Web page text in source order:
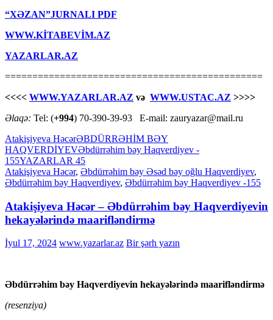
“XƏZAN”JURNALI PDF
WWW.KİTABEVİM.AZ
YAZARLAR.AZ
===============================================
<<<< WWW.YAZARLAR.AZ və WWW.USTAC.AZ >>>>
Əlaqə: Tel: (+994) 70-390-39-93 E-mail: zauryazar@mail.ru
Atakişiyeva HəcərƏBDÜRRƏHİM BƏY
HAQVERDİYEVƏbdürrəhim bəy Haqvеrdiyеv -
155YAZARLAR 45
Atakişiyeva Həcər, Əbdürrəhim bəy Əsəd bəy oğlu Haqverdiyev,
Əbdürrəhim bəy Haqvеrdiyеv, Əbdürrəhim bəy Haqvеrdiyеv -155
Atakişiyeva Həcər – Əbdürrəhim bəy Haqvеrdiyеvin
hekayələrində maarifləndirmə
İyul 17, 2024 www.yazarlar.az Bir şərh yazın
Əbdürrəhim bəy Haqvеrdiyеvin hekayələrində maarifləndirmə
(resenziya)